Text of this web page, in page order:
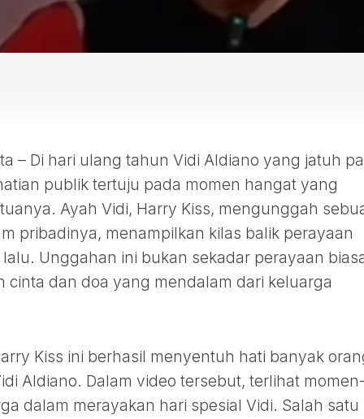
– Di hari ulang tahun Vidi Aldiano yang jatuh
publik tertuju pada momen hangat yang
Ayah Vidi, Harry Kiss, mengunggah
pribadinya, menampilkan kilas balik perayaan
Unggahan ini bukan sekadar perayaan
cinta dan doa yang mendalam dari keluarga
Kiss ini berhasil menyentuh hati banyak
Aldiano. Dalam video tersebut, terlihat
dalam merayakan hari spesial Vidi. Salah satu